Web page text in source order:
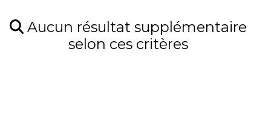
Aucun résultat supplémentaire
selon ces critères